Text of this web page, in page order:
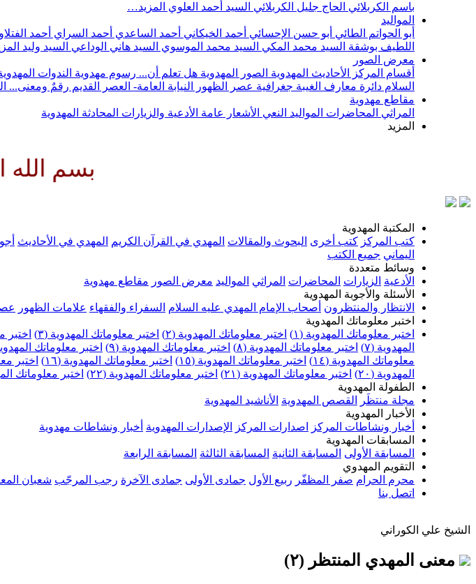
باسم الكربلائي الحاج جليل الكربلائي السيد أحمد العلوي المزيد…
المواليد
أبو الحواتم الطائي أبو حسن الإحسائي أحمد الخيكاني أحمد الساعدي أحمد السراي أحمد
اللطيف بوشقة السيد محمد المكي السيد محمد الموسوي السيد هاني الوداعي السيد وليد
معرض الصور
أقسام المركز
الأحاديث المهدوية الصور المهدوية هل تعلم أن... رسوم مهدوية الندوات
السلام دائرة معارف الغيبة جغرافية عصر الظهور النيابة العامة- العصر القديم رقمٌ ومعنى...
مقاطع مهدوية
المراثي المحاضرات المواليد النعي الأشعار عامة الأدعية والزيارات المحادثة المهدوية
المزيد
بسم الله الرحمن
المكتبة المهدوية
كتب المركز كتب أخرى البحوث والمقالات المهدي في القرآن الكريم المهدي في الأحاديث
اليماني جميع الكتب
وسائط متعددة
الأدعية الزيارات المحاضرات المراثي المواليد معرض الصور مقاطع مهدوية
الأسئلة والأجوبة المهدوية
الانتظار والمنتظرون أصحاب الإمام المهدي عليه السلام السفراء والفقهاء علامات الظهور
اختبر معلوماتك المهدوية
اختبر معلوماتك المهدوية (١)
اختبر معلوماتك المهدوية (٢) اختبر معلوماتك المهدوية (٣) اختبر
المهدوية (٧)
اختبر معلوماتك المهدوية (٨) اختبر معلوماتك المهدوية (٩) اختبر معلوماتك المهدوية
معلوماتك المهدوية (١٤)
اختبر معلوماتك المهدوية (١٥) اختبر معلوماتك المهدوية (١٦) اختبر
المهدوية (٢٠)
اختبر معلوماتك المهدوية (٢١) اختبر معلوماتك المهدوية (٢٢) اختبر معلوماتك
الطفولة المهدوية
مجلة منتظَر
القصص المهدوية الأناشيد المهدوية
الأخبار المهدوية
أخبار ونشاطات المركز
اصدارات المركز الإصدارات المهدوية أخبار ونشاطات مهدوية
المسابقات المهدوية
المسابقة الأولى المسابقة الثانية المسابقة الثالثة المسابقة الرابعة
التقويم المهدوي
محرم الحرام صفر المظفّر ربيع الأول جمادى الأولى جمادى الآخرة رجب المرجّب شعبان
اتصل بنا
الشيخ علي الكوراني
معنى المهدي المنتظر (٢)